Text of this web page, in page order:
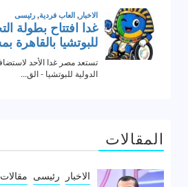
المقالات
الاخبار رئيسى مقالات